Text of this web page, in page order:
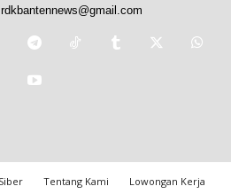
rdkbantennews@gmail.com
Tentang Kami
Lowongan Kerja